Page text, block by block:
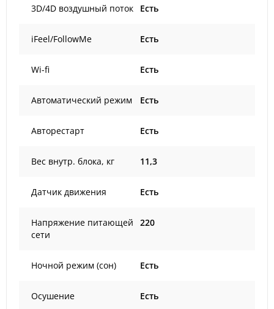
3D/4D воздушный поток Есть
iFeel/FollowMe Есть
Wi-fi Есть
Автоматический режим Есть
Авторестарт Есть
Вес внутр. блока, кг 11,3
Датчик движения Есть
Напряжение питающей
сети
220
Ночной режим (сон) Есть
Осушение Есть